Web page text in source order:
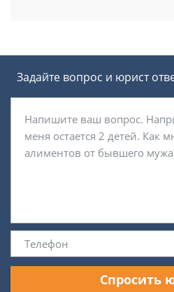
Задайте вопрос и юрист
Спросить